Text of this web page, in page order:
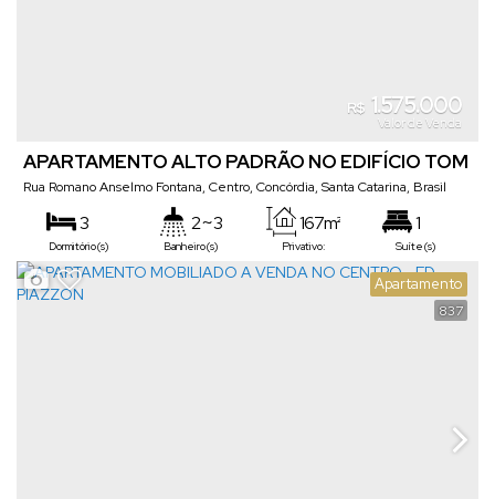
R$ 1.575.000
Valor de Venda
APARTAMENTO ALTO PADRÃO NO EDIFÍCIO TOM
JOBIM
Rua Romano Anselmo Fontana, Centro, Concórdia, Santa Catarina, Brasil
3
Dormitório(s)
2 ~ 3
Banheiro(s) Privativo:
167m² 1
Suíte(s)
837
Apartamento